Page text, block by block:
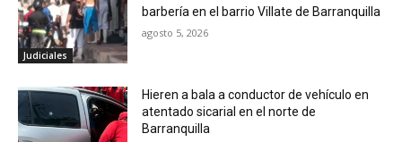
Judiciales
barbería en el barrio Villate de Barranquilla
agosto 5, 2026
Hieren a bala a conductor de vehículo en
atentado sicarial en el norte de
Barranquilla